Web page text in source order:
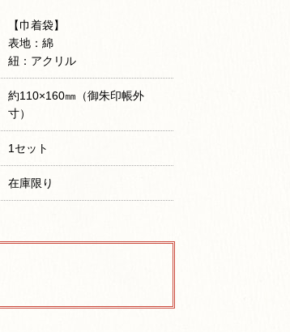
【巾着袋】
表地：綿
紐：アクリル
約110×160㎜（御朱印帳外
寸）
1セット
在庫限り